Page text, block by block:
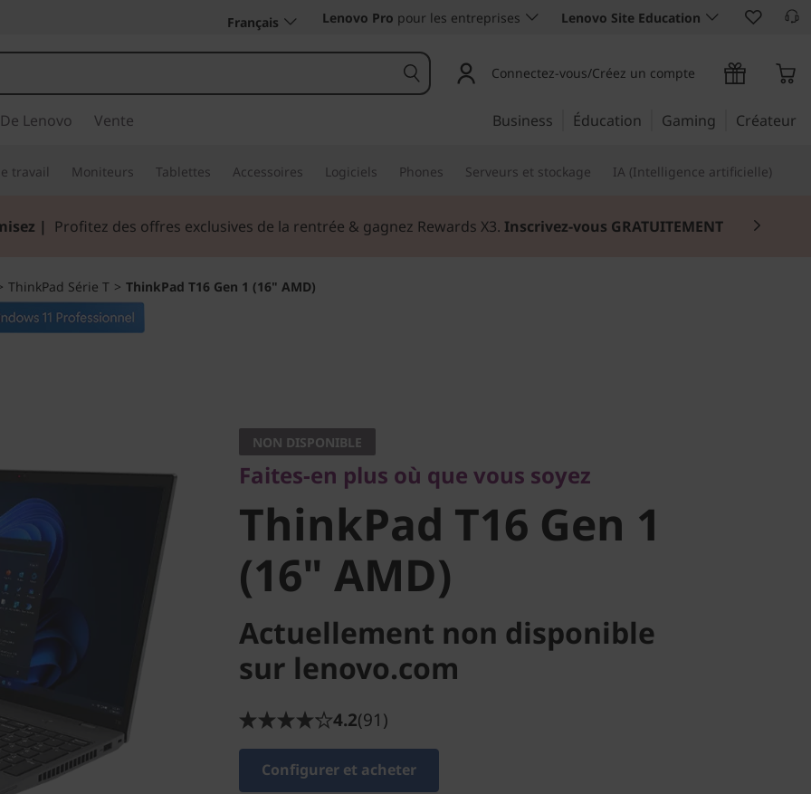
Français Lenovo Pro pour les entreprises Lenovo Site Education
Connectez-vous/Créez un compte
Lenovo Vente Business Éducation Gaming Créateur
travail Moniteurs Tablettes Accessoires Logiciels Phones Serveurs et stockage IA (Intelligence artificielle)
| Profitez des offres exclusives de la rentrée & gagnez Rewards X3. Inscrivez-vous GRATUITEMENT
ThinkPad Série T > ThinkPad T16 Gen 1 (16" AMD)
ThinkPad T16 Gen 1
(16" AMD)
NON DISPONIBLE
Faites-en plus où que vous soyez
ThinkPad T16 Gen 1
(16" AMD)
Actuellement non disponible
sur lenovo.com
4.2(91)
Configurer et acheter